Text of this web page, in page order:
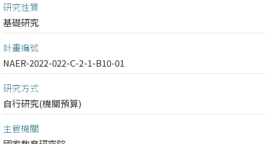
研究性質
基礎研究
計畫編號
NAER-2022-022-C-2-1-B10-01
研究方式
自行研究(機關預算)
主管機關